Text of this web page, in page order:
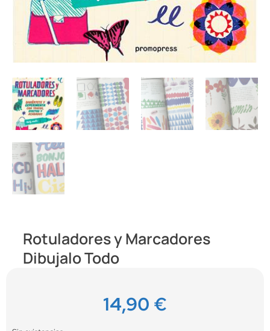
Rotuladores y Marcadores
Dibujalo Todo
14,90 €